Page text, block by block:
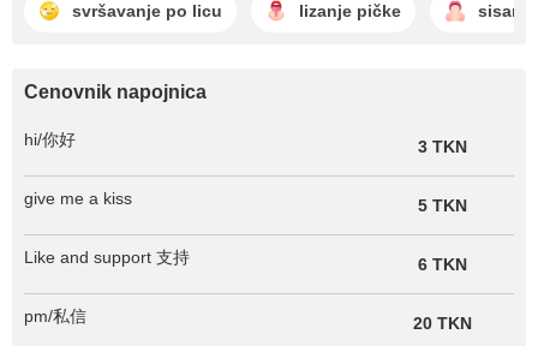
svršavanje po licu lizanje pičke
Cenovnik napojnica
hi/你好 3 TKN
give me a kiss 5 TKN
Like and support 支持 6 TKN
pm/私信 20 TKN